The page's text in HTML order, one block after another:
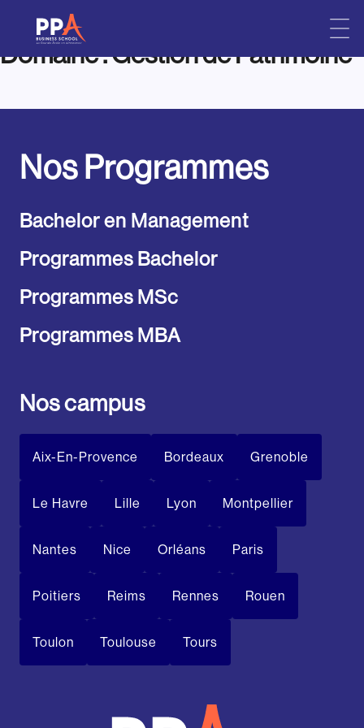
to
Domaine :Gestion de Patrimoine
Nos Programmes
Bachelor en Management
Programmes Bachelor
Programmes MSc
Programmes MBA
Nos campus
Aix-En-Provence Bordeaux Grenoble
Le Havre Lille Lyon Montpellier
Nantes Nice Orléans Paris
Poitiers Reims Rennes Rouen
Toulon Toulouse Tours